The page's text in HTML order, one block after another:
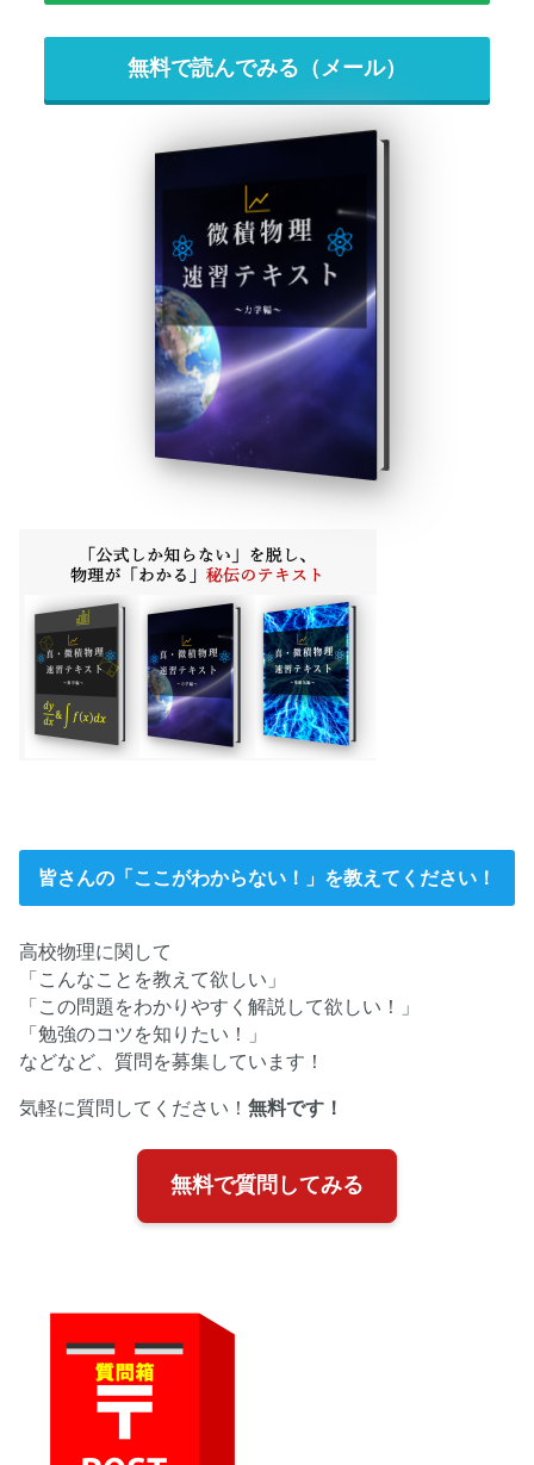
無料で読んでみる（メール）
皆さんの「ここがわからない！」を教えてください！
高校物理に関して
「こんなことを教えて欲しい」
「この問題をわかりやすく解説して欲しい！」
「勉強のコツを知りたい！」
などなど、質問を募集しています！
気軽に質問してください！無料です！
無料で質問してみる